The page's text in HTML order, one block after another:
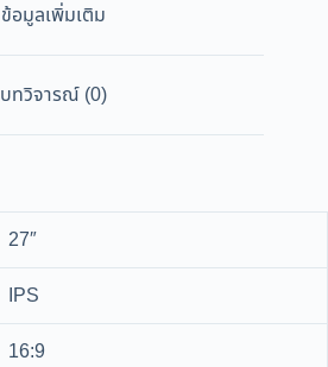
ข้อมูลเพิ่มเติม
บทวิจารณ์ (0)
27″
IPS
16:9